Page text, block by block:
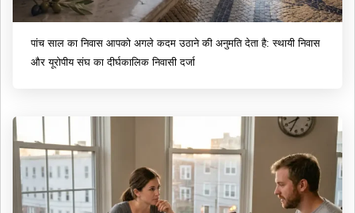
पांच साल का निवास आपको अगले कदम उठाने की अनुमति देता है: स्थायी निवास
और यूरोपीय संघ का दीर्घकालिक निवासी दर्जा